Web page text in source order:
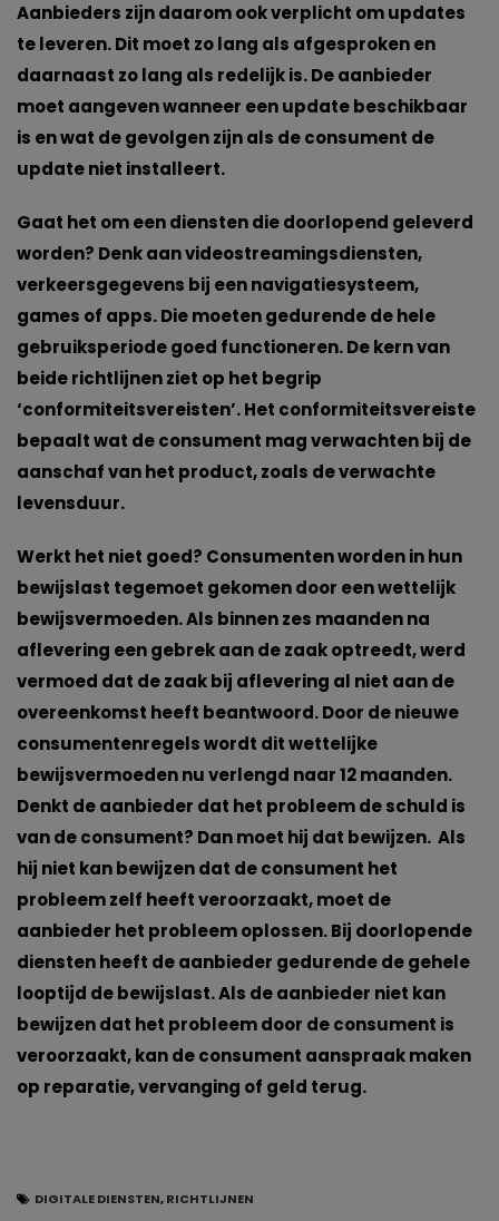
Aanbieders zijn daarom ook verplicht om updates
te leveren. Dit moet zo lang als afgesproken en
daarnaast zo lang als redelijk is. De aanbieder
moet aangeven wanneer een update beschikbaar
is en wat de gevolgen zijn als de consument de
update niet installeert.
Gaat het om een diensten die doorlopend geleverd
worden? Denk aan videostreamingsdiensten,
verkeersgegevens bij een navigatiesysteem,
games of apps. Die moeten gedurende de hele
gebruiksperiode goed functioneren. De kern van
beide richtlijnen ziet op het begrip
‘conformiteitsvereisten’. Het conformiteitsvereiste
bepaalt wat de consument mag verwachten bij de
aanschaf van het product, zoals de verwachte
levensduur.
Werkt het niet goed? Consumenten worden in hun
bewijslast tegemoet gekomen door een wettelijk
bewijsvermoeden. Als binnen zes maanden na
aflevering een gebrek aan de zaak optreedt, werd
vermoed dat de zaak bij aflevering al niet aan de
overeenkomst heeft beantwoord. Door de nieuwe
consumentenregels wordt dit wettelijke
bewijsvermoeden nu verlengd naar 12 maanden.
Denkt de aanbieder dat het probleem de schuld is
van de consument? Dan moet hij dat bewijzen. Als
hij niet kan bewijzen dat de consument het
probleem zelf heeft veroorzaakt, moet de
aanbieder het probleem oplossen. Bij doorlopende
diensten heeft de aanbieder gedurende de gehele
looptijd de bewijslast. Als de aanbieder niet kan
bewijzen dat het probleem door de consument is
veroorzaakt, kan de consument aanspraak maken
op reparatie, vervanging of geld terug.
DIGITALE DIENSTEN,RICHTLIJNEN